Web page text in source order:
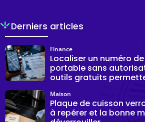
Derniers articles
Localiser un numéro
portable sans
outils gratuits
Finance
Plaque de cuisson
à repérer et la bonne
Maison